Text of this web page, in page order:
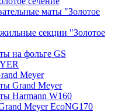
маты "Золотое
секции "Золотое
на фольге GS
Meyer
Grand Meyer
Harmann W160
Meyer EcoNG170